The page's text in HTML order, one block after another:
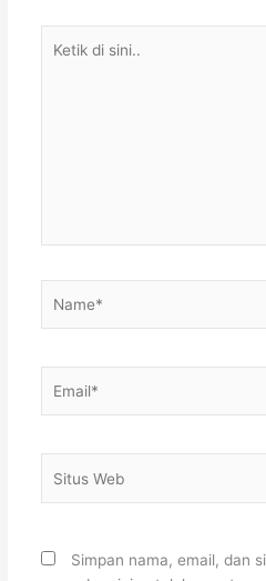
Web
Simpan nama, email, dan